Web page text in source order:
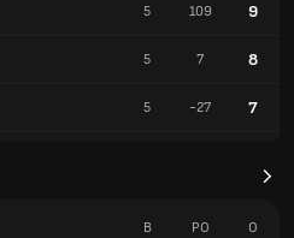
5 109 9
5 7 8
5 -27 7
В РО О